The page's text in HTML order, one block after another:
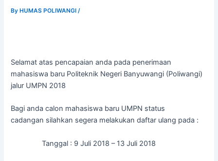
ByHUMAS POLIWANGI /
Selamat atas pencapaian anda pada penerimaan
mahasiswa baru Politeknik Negeri Banyuwangi (Poliwangi)
jalur UMPN 2018
Bagi anda calon mahasiswa baru UMPN status
cadangan silahkan segera melakukan daftar ulang pada :
Tanggal : 9 Juli 2018 – 13 Juli 2018